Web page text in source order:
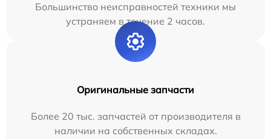
Большинство неисправностей техники мы
устраняем в течение 2 часов.
Оригинальные запчасти
Более 20 тыс. запчастей от производителя в
наличии на собственных складах.